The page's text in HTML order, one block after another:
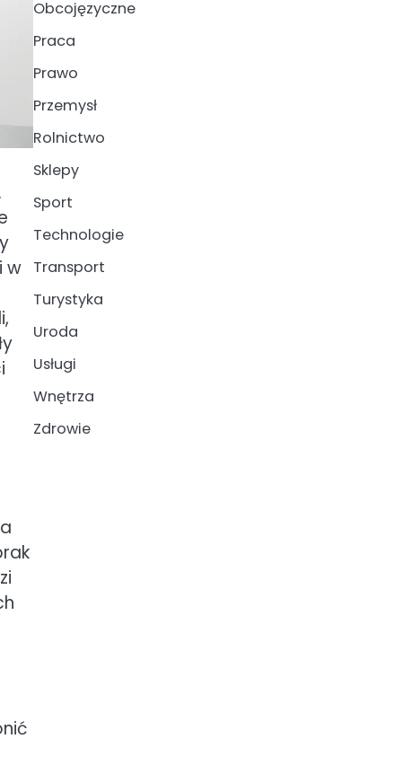
w
Obcojęzyczne
Praca
Prawo
Przemysł
Rolnictwo
Sklepy
Sport
Technologie
Transport
Turystyka
Uroda
Usługi
Wnętrza
Zdrowie